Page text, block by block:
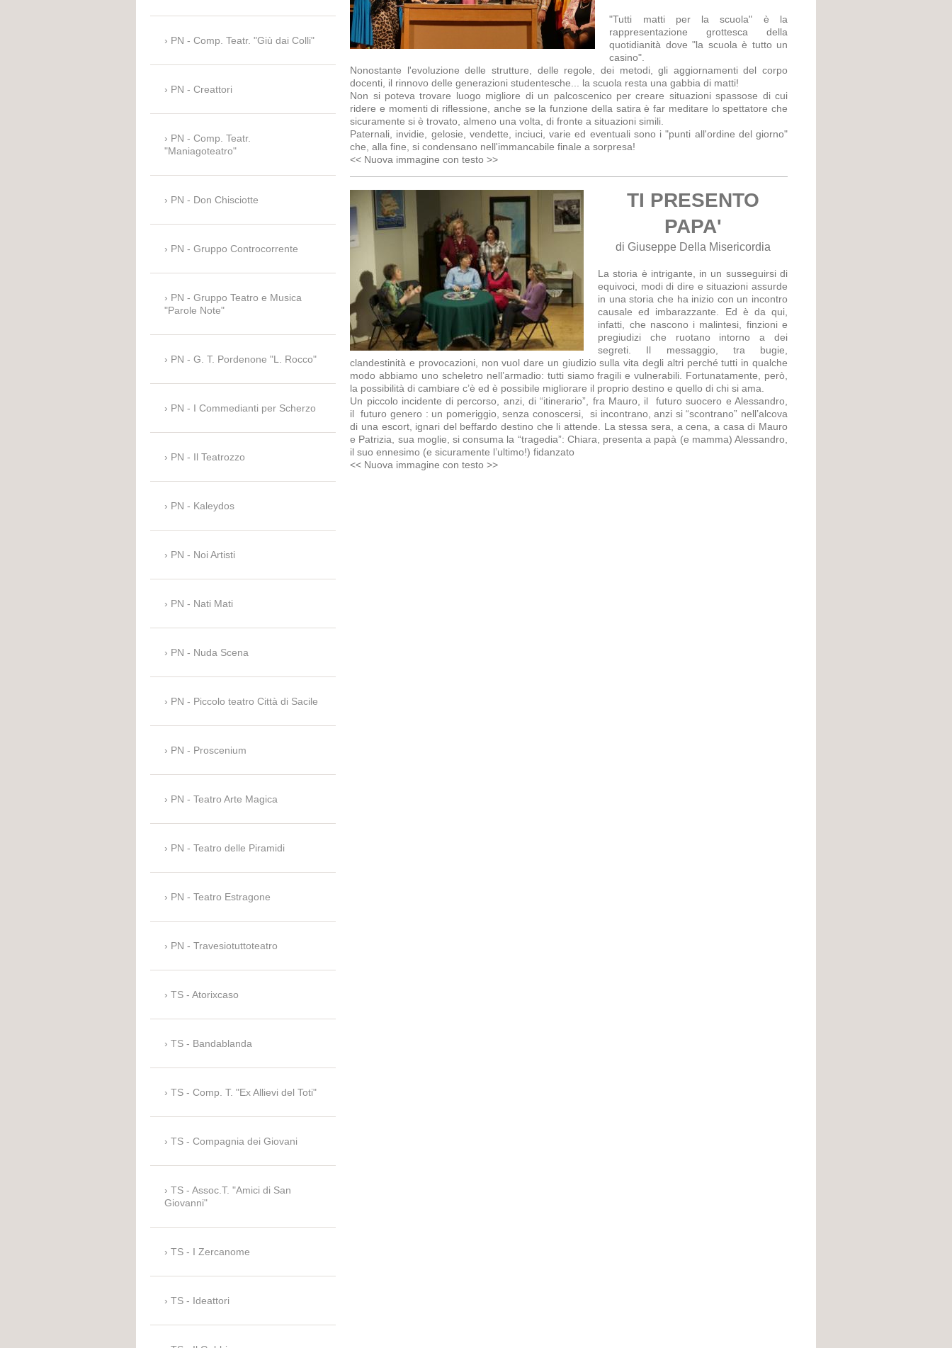
"Tutti matti per la scuola" è la
rappresentazione grottesca della
quotidianità dove "la scuola è tutto un
casino".
Nonostante l'evoluzione delle strutture, delle regole, dei metodi, gli aggiornamenti del corpo
docenti, il rinnovo delle generazioni studentesche... la scuola resta una gabbia di matti!
Non si poteva trovare luogo migliore di un palcoscenico per creare situazioni spassose di cui
ridere e momenti di riflessione, anche se la funzione della satira è far meditare lo spettatore che
sicuramente si è trovato, almeno una volta, di fronte a situazioni simili.
Paternali, invidie, gelosie, vendette, inciuci, varie ed eventuali sono i "punti all'ordine del giorno"
che, alla fine, si condensano nell'immancabile finale a sorpresa!
<< Nuova immagine con testo >>
TI PRESENTO
PAPA'
di Giuseppe Della Misericordia
La storia è intrigante, in un susseguirsi di
equivoci, modi di dire e situazioni assurde
in una storia che ha inizio con un incontro
causale ed imbarazzante. Ed è da qui,
infatti, che nascono i malintesi, finzioni e
pregiudizi che ruotano intorno a dei
segreti. Il messaggio, tra bugie,
clandestinità e provocazioni, non vuol dare un giudizio sulla vita degli altri perché tutti in qualche
modo abbiamo uno scheletro nell’armadio: tutti siamo fragili e vulnerabili. Fortunatamente, però,
la possibilità di cambiare c’è ed è possibile migliorare il proprio destino e quello di chi si ama.
Un piccolo incidente di percorso, anzi, di “itinerario”, fra Mauro, il futuro suocero e Alessandro,
il futuro genero : un pomeriggio, senza conoscersi, si incontrano, anzi si “scontrano” nell’alcova
di una escort, ignari del beffardo destino che li attende. La stessa sera, a cena, a casa di Mauro
e Patrizia, sua moglie, si consuma la “tragedia”: Chiara, presenta a papà (e mamma) Alessandro,
il suo ennesimo (e sicuramente l’ultimo!) fidanzato
<< Nuova immagine con testo >>
PN - Comp. Teatr. "Giù dai Colli"
PN - Creattori
PN - Comp. Teatr.
"Maniagoteatro"
PN - Don Chisciotte
PN - Gruppo Controcorrente
PN - Gruppo Teatro e Musica
"Parole Note"
PN - G. T. Pordenone "L. Rocco"
PN - I Commedianti per Scherzo
PN - Il Teatrozzo
PN - Kaleydos
PN - Noi Artisti
PN - Nati Mati
PN - Nuda Scena
PN - Piccolo teatro Città di Sacile
PN - Proscenium
PN - Teatro Arte Magica
PN - Teatro delle Piramidi
PN - Teatro Estragone
PN - Travesiotuttoteatro
TS - Atorixcaso
TS - Bandablanda
TS - Comp. T. "Ex Allievi del Toti"
TS - Compagnia dei Giovani
TS - Assoc.T. "Amici di San
Giovanni"
TS - I Zercanome
TS - Ideattori